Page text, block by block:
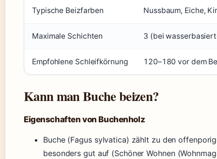
Typische Beizfarben Nussbaum, Eiche,
Maximale Schichten 3 (bei
Empfohlene Schleifkörnung 120–180 vor dem
Kann man Buche beizen?
Eigenschaften von Buchenholz
Buche (Fagus sylvatica) zählt zu den
besonders gut auf (Schöner Wohnen